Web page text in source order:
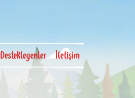
Destekleyenler İletişim